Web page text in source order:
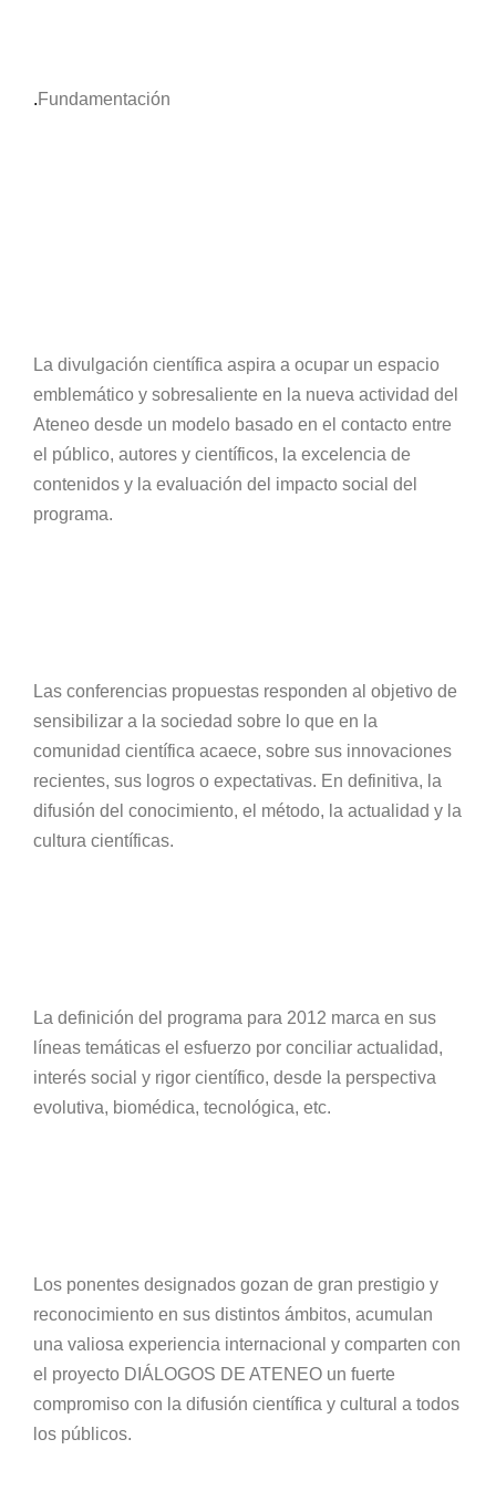
.Fundamentación
La divulgación científica aspira a ocupar un espacio
emblemático y sobresaliente en la nueva actividad del
Ateneo desde un modelo basado en el contacto entre
el público, autores y científicos, la excelencia de
contenidos y la evaluación del impacto social del
programa.
Las conferencias propuestas responden al objetivo de
sensibilizar a la sociedad sobre lo que en la
comunidad científica acaece, sobre sus innovaciones
recientes, sus logros o expectativas. En definitiva, la
difusión del conocimiento, el método, la actualidad y la
cultura científicas.
La definición del programa para 2012 marca en sus
líneas temáticas el esfuerzo por conciliar actualidad,
interés social y rigor científico, desde la perspectiva
evolutiva, biomédica, tecnológica, etc.
Los ponentes designados gozan de gran prestigio y
reconocimiento en sus distintos ámbitos, acumulan
una valiosa experiencia internacional y comparten con
el proyecto DIÁLOGOS DE ATENEO un fuerte
compromiso con la difusión científica y cultural a todos
los públicos.